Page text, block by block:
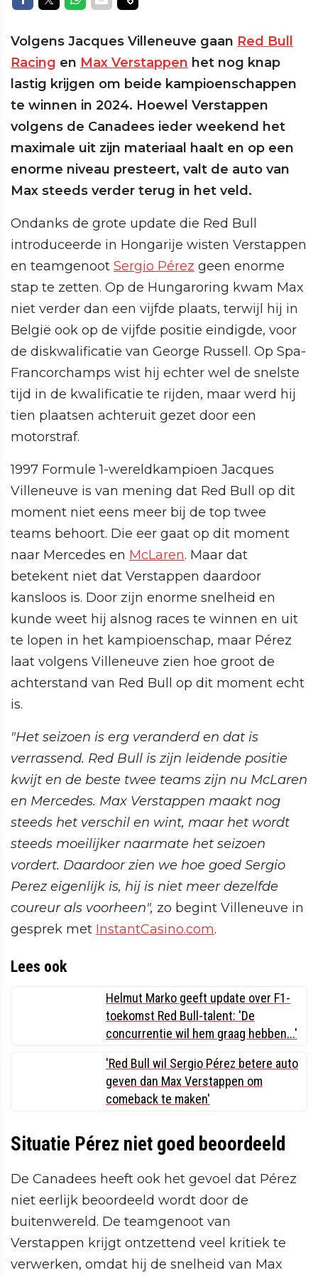
Volgens Jacques Villeneuve gaan Red Bull
Racing en Max Verstappen het nog knap
lastig krijgen om beide kampioenschappen
te winnen in 2024. Hoewel Verstappen
volgens de Canadees ieder weekend het
maximale uit zijn materiaal haalt en op een
enorme niveau presteert, valt de auto van
Max steeds verder terug in het veld.
Ondanks de grote update die Red Bull
introduceerde in Hongarije wisten Verstappen
en teamgenoot Sergio Pérez geen enorme
stap te zetten. Op de Hungaroring kwam Max
niet verder dan een vijfde plaats, terwijl hij in
België ook op de vijfde positie eindigde, voor
de diskwalificatie van George Russell. Op Spa-
Francorchamps wist hij echter wel de snelste
tijd in de kwalificatie te rijden, maar werd hij
tien plaatsen achteruit gezet door een
motorstraf.
1997 Formule 1-wereldkampioen Jacques
Villeneuve is van mening dat Red Bull op dit
moment niet eens meer bij de top twee
teams behoort. Die eer gaat op dit moment
naar Mercedes en McLaren. Maar dat
betekent niet dat Verstappen daardoor
kansloos is. Door zijn enorme snelheid en
kunde weet hij alsnog races te winnen en uit
te lopen in het kampioenschap, maar Pérez
laat volgens Villeneuve zien hoe groot de
achterstand van Red Bull op dit moment echt
is.
"Het seizoen is erg veranderd en dat is
verrassend. Red Bull is zijn leidende positie
kwijt en de beste twee teams zijn nu McLaren
en Mercedes. Max Verstappen maakt nog
steeds het verschil en wint, maar het wordt
steeds moeilijker naarmate het seizoen
vordert. Daardoor zien we hoe goed Sergio
Perez eigenlijk is, hij is niet meer dezelfde
coureur als voorheen", zo begint Villeneuve in
gesprek met InstantCasino.com.
Lees ook
Helmut Marko geeft update over F1-
toekomst Red Bull-talent: 'De
concurrentie wil hem graag hebben...'
'Red Bull wil Sergio Pérez betere auto
geven dan Max Verstappen om
comeback te maken'
Situatie Pérez niet goed beoordeeld
De Canadees heeft ook het gevoel dat Pérez
niet eerlijk beoordeeld wordt door de
buitenwereld. De teamgenoot van
Verstappen krijgt ontzettend veel kritiek te
verwerken, omdat hij de snelheid van Max